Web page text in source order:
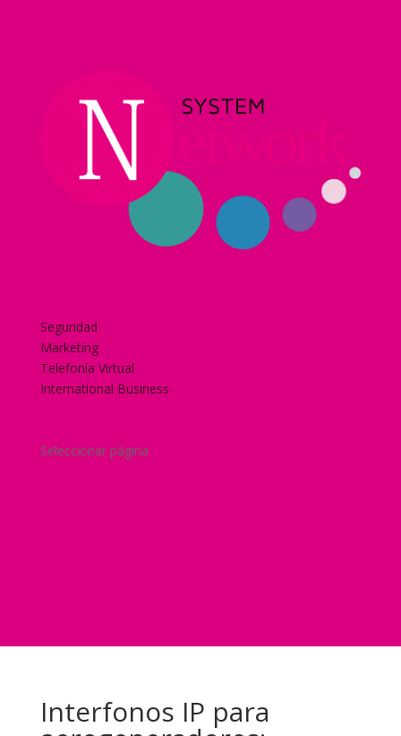
Seguridad
Marketing
Telefonía Virtual
International Business
Seleccionar página
Interfonos IP para